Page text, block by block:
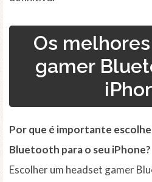
Os
gamer
Por que é importante
Bluetooth para o seu iPhone?
Escolher um headset gamer